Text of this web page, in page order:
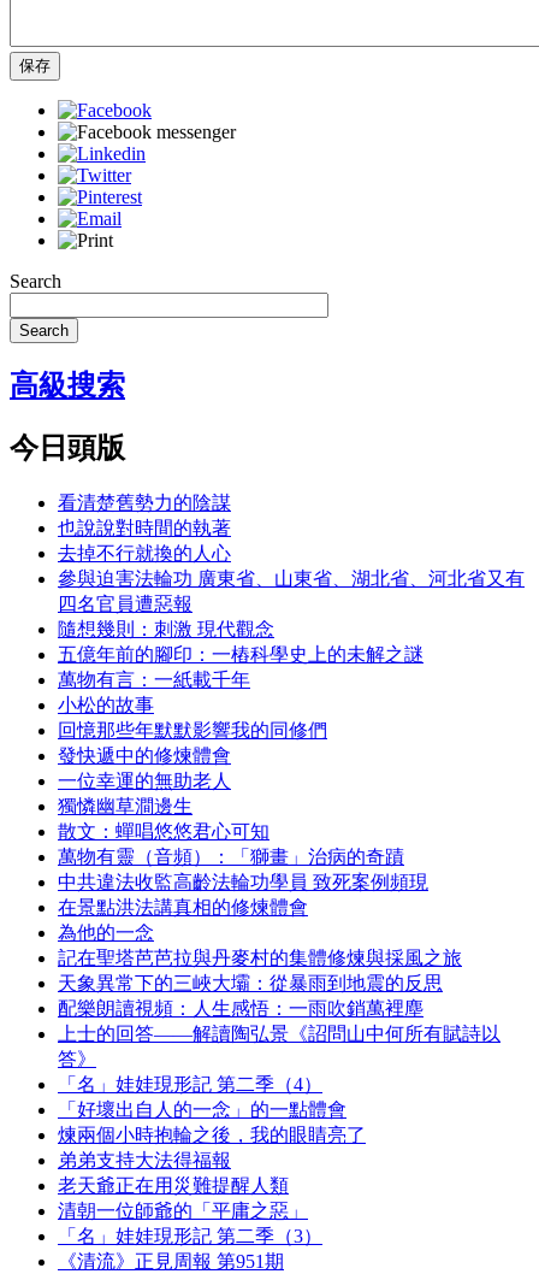
保存
Search
Search
高級搜索
今日頭版
看清楚舊勢力的陰謀
也說說對時間的執著
去掉不行就換的人心
參與迫害法輪功 廣東省、山東省、湖北省、河北省又有
四名官員遭惡報
隨想幾則：刺激 現代觀念
五億年前的腳印：一樁科學史上的未解之謎
萬物有言：一紙載千年
小松的故事
回憶那些年默默影響我的同修們
發快遞中的修煉體會
一位幸運的無助老人
獨憐幽草澗邊生
散文：蟬唱悠悠君心可知
萬物有靈（音頻）：「獅畫」治病的奇蹟
中共違法收監高齡法輪功學員 致死案例頻現
在景點洪法講真相的修煉體會
為他的一念
記在聖塔芭芭拉與丹麥村的集體修煉與採風之旅
天象異常下的三峽大壩：從暴雨到地震的反思
配樂朗讀視頻：人生感悟：一雨吹銷萬裡塵
上士的回答——解讀陶弘景《詔問山中何所有賦詩以
答》
「名」娃娃現形記 第二季（4）
「好壞出自人的一念」的一點體會
煉兩個小時抱輪之後，我的眼睛亮了
弟弟支持大法得福報
老天爺正在用災難提醒人類
清朝一位師爺的「平庸之惡」
「名」娃娃現形記 第二季（3）
《清流》正見周報 第951期